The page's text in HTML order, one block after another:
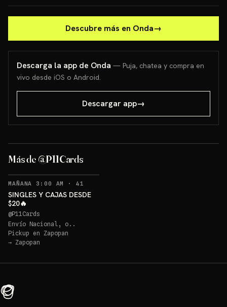
Descubre más en Onda→
Descarga la app de Onda — Puja, chatea y compra en
vivo desde iOS o Android.
Descargar app→
Más de @P11Cards
MAÑANA 3:00 AM · 41
SINGLES Y CAJAS DESDE
$20🔥
@P11Cards
Envío Nacional, o..
Pickup en Zapopan
→ Zapopan